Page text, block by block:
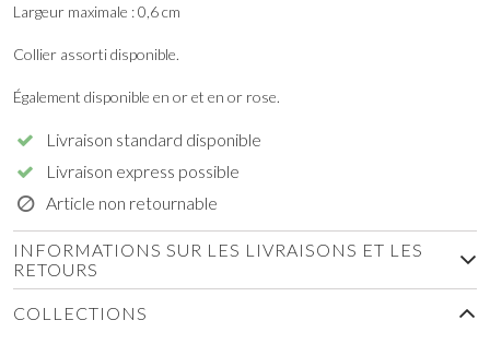
Largeur maximale : 0,6 cm
Collier assorti disponible.
Également disponible en or et en or rose.
Livraison standard disponible
Livraison express possible
Article non retournable
INFORMATIONS SUR LES LIVRAISONS ET LES
RETOURS
COLLECTIONS